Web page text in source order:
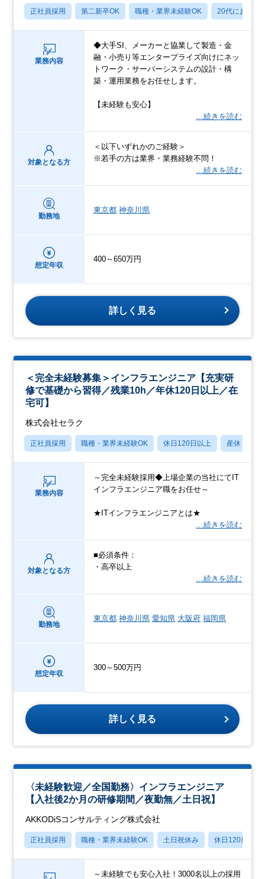
正社員採用 第二新卒OK 職種・業界未経験OK 20代におすす
業務内容
◆大手SI、メーカーと協業して製造・金
融・小売り等エンタープライズ向けにネッ
トワーク・サーバーシステムの設計・構
築・運用業務をお任せします。
【未経験も安心】
…続きを読む
対象となる方
＜以下いずれかのご経験＞
※若手の方は業界・業務経験不問！
…続きを読む
勤務地
東京都 神奈川県
想定年収
400～650万円
詳しく見る
＜完全未経験募集＞インフラエンジニア【充実研
修で基礎から習得／残業10h／年休120日以上／在
宅可】
株式会社セラク
正社員採用 職種・業界未経験OK 休日120日以上 産休・育休
業務内容
～完全未経験採用◆上場企業の当社にてIT
インフラエンジニア職をお任せ～
★ITインフラエンジニアとは★
…続きを読む
対象となる方
■必須条件：
・高卒以上
…続きを読む
勤務地
東京都 神奈川県 愛知県 大阪府 福岡県
想定年収
300～500万円
詳しく見る
〈未経験歓迎／全国勤務〉インフラエンジニア
【入社後2か月の研修期間／夜勤無／土日祝】
AKKODiSコンサルティング株式会社
正社員採用 職種・業界未経験OK 土日祝休み 休日120日以上
～未経験でも安心入社！3000名以上の採用